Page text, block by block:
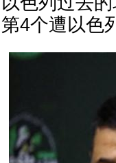
第4个遭以色